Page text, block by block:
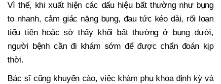
Vì thế, khi xuất hiện các dấu hiệu bất thường như bụng
to nhanh, cảm giác nặng bụng, đau tức kéo dài, rối loạn
tiểu tiện hoặc sờ thấy khối bất thường ở bụng dưới,
người bệnh cần đi khám sớm để được chẩn đoán kịp
thời.
Bác sĩ cũng khuyến cáo, việc khám phụ khoa định kỳ và